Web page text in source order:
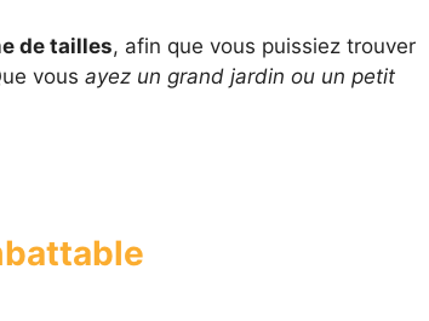
de tailles, afin que vous puissiez trouver
vous ayez un grand jardin ou un petit